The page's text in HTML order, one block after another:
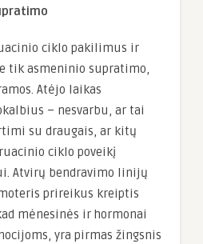
ciklo pakilimus ir
tik asmeninio supratimo,
Atėjo laikas
– nesvarbu, ar tai
su draugais, ar kitų
ciklo poveikį
Atvirų bendravimo linijų
prireikus kreiptis
mėnesinės ir hormonai
yra pirmas žingsnis